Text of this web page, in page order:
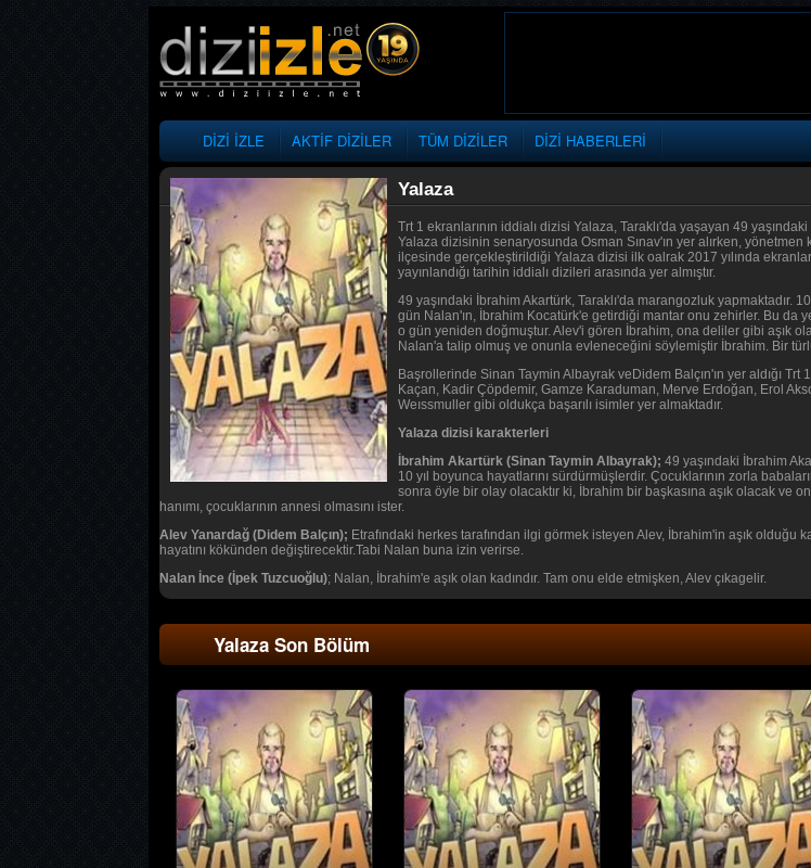
DİZİ İZLE AKTİF DİZİLER TÜM DİZİLER DİZİ HABERLERİ
Yalaza
Trt 1 ekranlarının iddialı dizisi Yalaza, Taraklı'da yaşayan 49
Yalaza dizisinin senaryosunda Osman Sınav'ın yer alırken,
ilçesinde gerçekleştirildiği Yalaza dizisi ilk oalrak 2017 yılında
yayınlandığı tarihin iddialı dizileri arasında yer almıştır.
49 yaşındaki İbrahim Akartürk, Taraklı'da marangozluk
gün Nalan'ın, İbrahim Kocatürk'e getirdiği mantar onu zehirler. Bu da
o gün yeniden doğmuştur. Alev'i gören İbrahim, ona deliler gibi aşık
Nalan'a talip olmuş ve onunla evleneceğini söylemiştir İbrahim. Bir
Başrollerinde Sinan Taymin Albayrak veDidem Balçın'ın yer aldığı
Kaçan, Kadir Çöpdemir, Gamze Karaduman, Merve Erdoğan, Erol
Weıssmuller gibi oldukça başarılı isimler yer almaktadır.
Yalaza dizisi karakterleri
İbrahim Akartürk (Sinan Taymin Albayrak); 49 yaşındaki İbrahim
10 yıl boyunca hayatlarını sürdürmüşlerdir. Çocuklarının zorla
sonra öyle bir olay olacaktır ki, İbrahim bir başkasına aşık olacak ve
hanımı, çocuklarının annesi olmasını ister.
Alev Yanardağ (Didem Balçın); Etrafındaki herkes tarafından ilgi görmek isteyen Alev, İbrahim'in aşık olduğu
hayatını kökünden değiştirecektir.Tabi Nalan buna izin verirse.
Nalan İnce (İpek Tuzcuoğlu); Nalan, İbrahim'e aşık olan kadındır. Tam onu elde etmişken, Alev çıkagelir.
Yalaza Son Bölüm